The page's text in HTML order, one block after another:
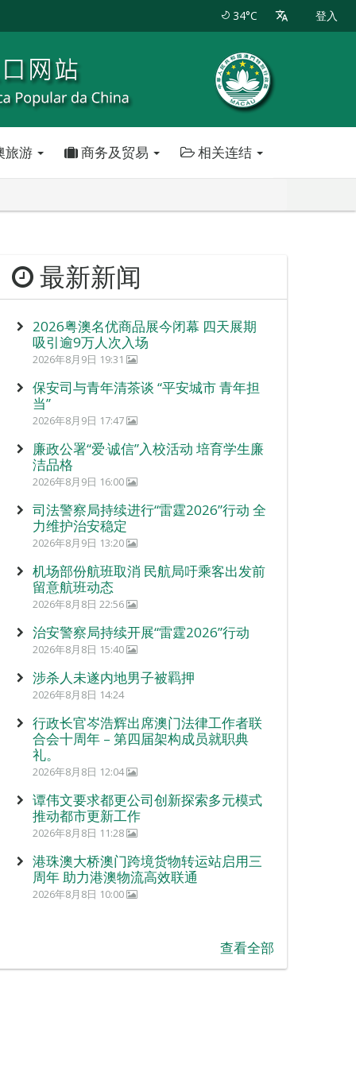
34°C 登入
旅游 商务及贸易 相关连结
最新新闻
2026粤澳名优商品展今闭幕 四天展期
吸引逾9万人次入场
2026年8月9日 19:31
保安司与青年清茶谈 “平安城市 青年担
当”
2026年8月9日 17:47
廉政公署“爱‧诚信”入校活动 培育学生廉
洁品格
2026年8月9日 16:00
司法警察局持续进行“雷霆2026”行动 全
力维护治安稳定
2026年8月9日 13:20
机场部份航班取消 民航局吁乘客出发前
留意航班动态
2026年8月8日 22:56
治安警察局持续开展“雷霆2026”行动
2026年8月8日 15:40
涉杀人未遂内地男子被羁押
2026年8月8日 14:24
行政长官岑浩辉出席澳门法律工作者联
合会十周年 – 第四届架构成员就职典
礼。
2026年8月8日 12:04
谭伟文要求都更公司创新探索多元模式
推动都市更新工作
2026年8月8日 11:28
港珠澳大桥澳门跨境货物转运站启用三
周年 助力港澳物流高效联通
2026年8月8日 10:00
查看全部